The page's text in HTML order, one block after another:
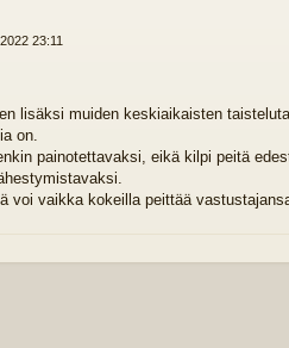
23:11
lisäksi muiden keskiaikaisten
on.
painotettavaksi, eikä kilpi peitä
voi vaikka kokeilla peittää